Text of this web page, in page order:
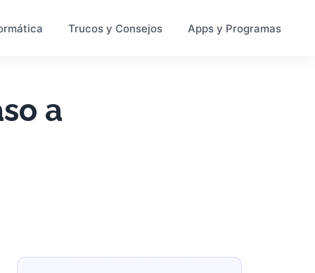
Trucos y Consejos Apps y Programas
a